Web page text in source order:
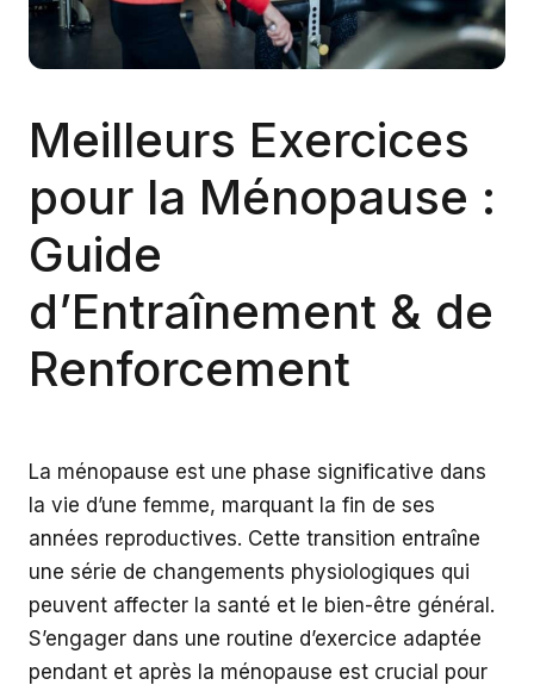
Meilleurs Exercices
pour la Ménopause :
Guide
d’Entraînement & de
Renforcement
La ménopause est une phase significative dans
la vie d’une femme, marquant la fin de ses
années reproductives. Cette transition entraîne
une série de changements physiologiques qui
peuvent affecter la santé et le bien-être général.
S’engager dans une routine d’exercice adaptée
pendant et après la ménopause est crucial pour